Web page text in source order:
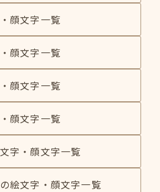
顔文字一覧
顔文字一覧
顔文字一覧
顔文字一覧
字・顔文字一覧
絵文字・顔文字一覧